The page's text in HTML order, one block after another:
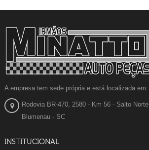
A empresa tem sede própria e está localizada em:
Rodovia BR-470, 2580 - Km 56 - Salto Norte
Blumenau - SC
INSTITUCIONAL